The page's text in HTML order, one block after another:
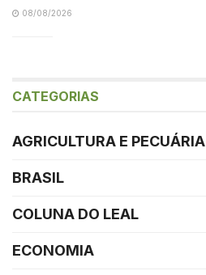
08/08/2026
CATEGORIAS
AGRICULTURA E PECUÁRIA
BRASIL
COLUNA DO LEAL
ECONOMIA